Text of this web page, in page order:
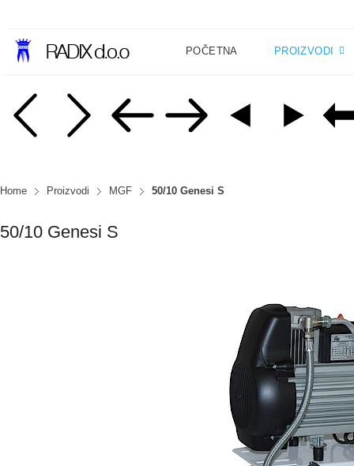
POČETNA PROIZVODI
Home Proizvodi MGF 50/10 Genesi S
50/10 Genesi S